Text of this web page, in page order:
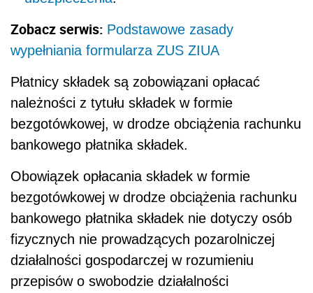
Zobacz serwis: Podstawowe zasady
wypełniania formularza ZUS ZIUA
Płatnicy składek są zobowiązani opłacać
należności z tytułu składek w formie
bezgotówkowej, w drodze obciążenia rachunku
bankowego płatnika składek.
Obowiązek opłacania składek w formie
bezgotówkowej w drodze obciążenia rachunku
bankowego płatnika składek nie dotyczy osób
fizycznych nie prowadzących pozarolniczej
działalności gospodarczej w rozumieniu
przepisów o swobodzie działalności